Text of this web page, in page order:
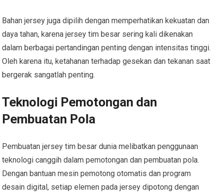
Bahan jersey juga dipilih dengan memperhatikan kekuatan dan
daya tahan, karena jersey tim besar sering kali dikenakan
dalam berbagai pertandingan penting dengan intensitas tinggi.
Oleh karena itu, ketahanan terhadap gesekan dan tekanan saat
bergerak sangatlah penting.
Teknologi Pemotongan dan
Pembuatan Pola
Pembuatan jersey tim besar dunia melibatkan penggunaan
teknologi canggih dalam pemotongan dan pembuatan pola.
Dengan bantuan mesin pemotong otomatis dan program
desain digital, setiap elemen pada jersey dipotong dengan